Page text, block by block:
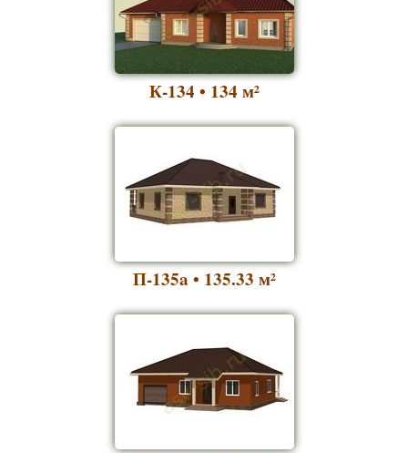
К-134 • 134 м²
П-135a • 135.33 м²